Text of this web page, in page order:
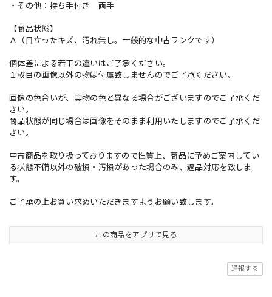
・その他：持ち手付き 両手
【商品状態】
Ａ（目立ったキズ、汚れ無し。一般的な中古ランクです）
個体差による若干の違いはご了承ください。
１枚目の画像以外の物は付属致しませんのでご了承ください。
画像の色合いが、実物の色と異なる場合がございますのでご了承くだ
さい。
商品状態が同じ場合は画像をそのまま利用いたしますのでご了承くだ
さい。
中古商品を取り扱っておりますので性質上、商品に予めご案内してい
る状態不備以外の破損・汚損があった場合のみ、返品対応を致しま
す。
ご了承の上お買い求めいただきますようお願い致します。
この商品をアプリで見る
通報する